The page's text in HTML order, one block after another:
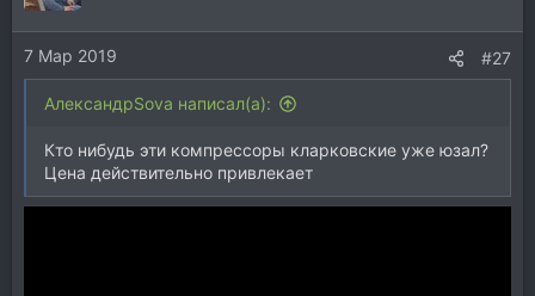
и
и
:7 Мар 2019 #27
АлександрSova написал(а):
Кто нибудь эти компрессоры кларковские уже юзал?
Цена действительно привлекает